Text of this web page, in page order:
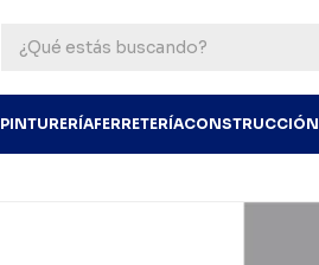
PINTURERÍAFERRETERÍACONSTRUCCIÓN